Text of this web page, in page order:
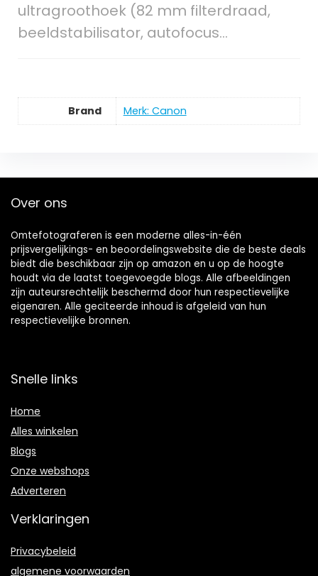
ultragroothoek (82 mm filterdraad,
beeldstabilisator, autofocus…
Brand Merk: Canon
Over ons
Omtefotograferen is een moderne alles-in-één
prijsvergelijkings- en beoordelingswebsite die de beste deals
biedt die beschikbaar zijn op amazon en u op de hoogte
houdt via de laatst toegevoegde blogs. Alle afbeeldingen
zijn auteursrechtelijk beschermd door hun respectievelijke
eigenaren. Alle geciteerde inhoud is afgeleid van hun
respectievelijke bronnen.
Snelle links
Home
Alles winkelen
Blogs
Onze webshops
Adverteren
Verklaringen
Privacybeleid
algemene voorwaarden